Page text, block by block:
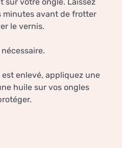
avant de frotter
le vernis.
enlevé, appliquez une
huile sur vos ongles